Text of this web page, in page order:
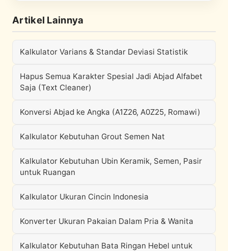
Artikel Lainnya
Kalkulator Varians & Standar Deviasi Statistik
Hapus Semua Karakter Spesial Jadi Abjad Alfabet
Saja (Text Cleaner)
Konversi Abjad ke Angka (A1Z26, A0Z25, Romawi)
Kalkulator Kebutuhan Grout Semen Nat
Kalkulator Kebutuhan Ubin Keramik, Semen, Pasir
untuk Ruangan
Kalkulator Ukuran Cincin Indonesia
Konverter Ukuran Pakaian Dalam Pria & Wanita
Kalkulator Kebutuhan Bata Ringan Hebel untuk